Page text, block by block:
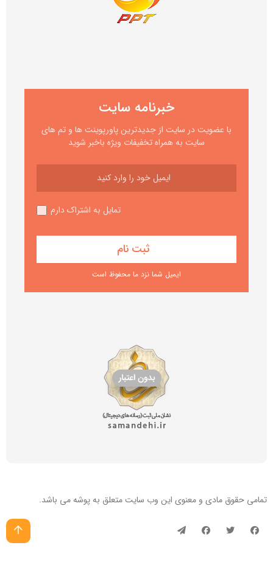
خبرنامه سایت
با عضویت در سایت از جدیدترین پاورپوینت ها و تم های
سایت به همراه تخفیفات ویژه باخبر شوید
تمایل به اشتراک دارم
ایمیل شما نزد ما محفوظ است
تمامی حقوق مادی و معنوی این وب سایتمتعلق به پوشه می باشد.